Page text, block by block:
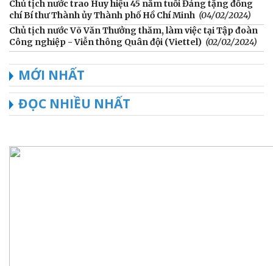
Chủ tịch nước trao Huy hiệu 45 năm tuổi Đảng tặng đồng
chí Bí thư Thành ủy Thành phố Hồ Chí Minh (04/02/2024)
Chủ tịch nước Võ Văn Thưởng thăm, làm việc tại Tập đoàn
Công nghiệp - Viễn thông Quân đội (Viettel) (02/02/2024)
MỚI NHẤT
ĐỌC NHIỀU NHẤT